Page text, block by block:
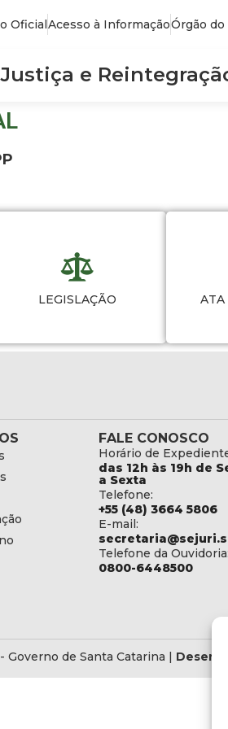
OficialAcesso à InformaçãoÓrgão
e
LEGISLAÇÃO ATA
FALE CONOSCO
Horário de
das 12h às 19h de
a Sexta
Telefone:
+55 (48) 3664 5806
E-mail:
Telefone da Ouvidoria:
0800-6448500
de Santa Catarina |